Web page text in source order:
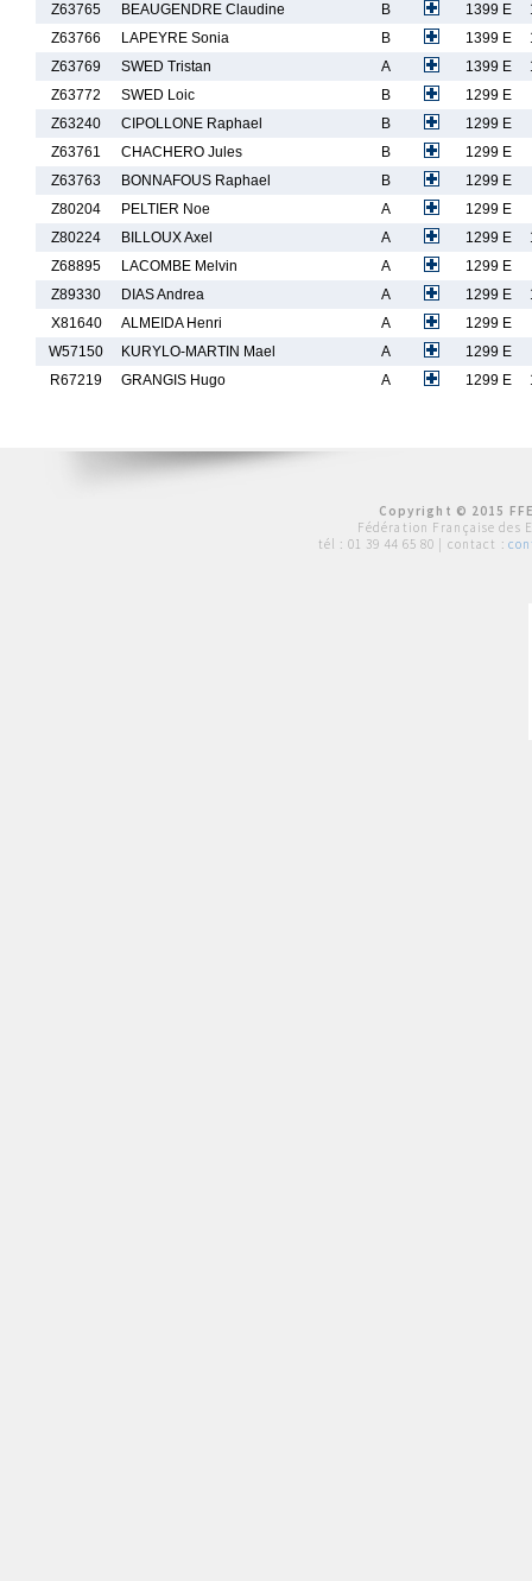
Z63765
BEAUGENDRE Claudine B 1399 E
Z63766
LAPEYRE Sonia B 1399 E
Z63769
SWED Tristan A 1399 E
Z63772
SWED Loic B
1299 E
Z63240
CIPOLLONE Raphael B
1299 E
Z63761
CHACHERO Jules B
1299 E
Z63763
BONNAFOUS Raphael B
1299 E
Z80204
PELTIER Noe A
1299 E
Z80224
BILLOUX Axel A 1299 E
Z68895
LACOMBE Melvin A
1299 E
Z89330
DIAS Andrea A 1299 E
X81640
ALMEIDA Henri A
1299 E
W57150
KURYLO-MARTIN Mael A
1299 E
R67219
GRANGIS Hugo A 1299 E
Copyright © 2015
Fédération Française des
tél : 01 39 44 65 80 | contact :